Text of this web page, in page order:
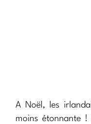
A Noël, les
moins étonnante